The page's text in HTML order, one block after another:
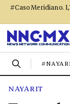
#CasoMeridiano.
NAYARIT